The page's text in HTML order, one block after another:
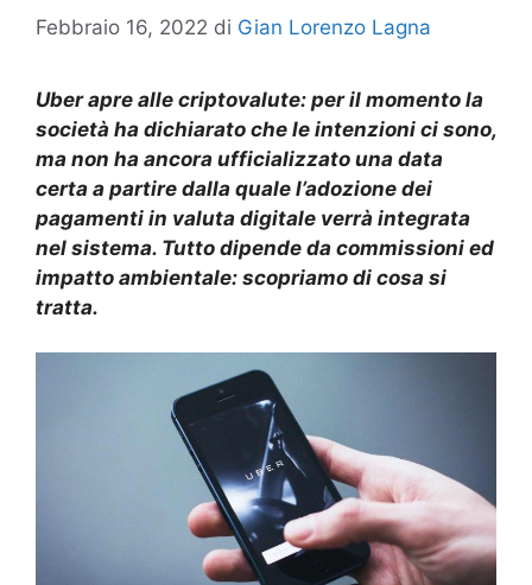
Febbraio 16, 2022 di Gian Lorenzo Lagna
Uber apre alle criptovalute: per il momento la
società ha dichiarato che le intenzioni ci sono,
ma non ha ancora ufficializzato una data
certa a partire dalla quale l’adozione dei
pagamenti in valuta digitale verrà integrata
nel sistema. Tutto dipende da commissioni ed
impatto ambientale: scopriamo di cosa si
tratta.